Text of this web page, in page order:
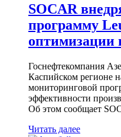
SOCAR
программу
оптимизации
Госнефтекомпания
Каспийском регионе
мониторинговой
эффективности
Об этом сообщает
Читать далее